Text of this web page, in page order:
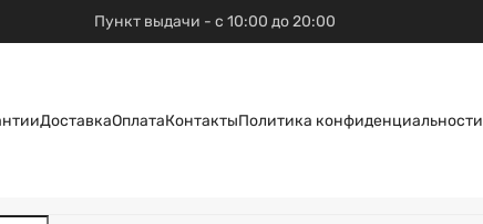
Пункт выдачи - с 10:00 до 20:00
ДоставкаОплатаКонтактыПолитика конфиденциальности